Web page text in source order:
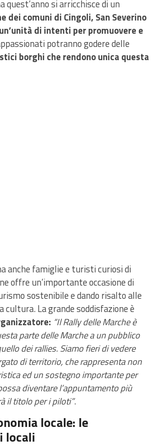
quest’anno si arricchisce di un
dei comuni di Cingoli, San Severino
di intenti per promuovere e
potranno godere delle
borghi che rendono unica questa
anche famiglie e turisti curiosi di
offre un’importante occasione di
sostenibile e dando risalto alle
La grande soddisfazione è
“Il Rally delle Marche è
parte delle Marche a un pubblico
dei rallies. Siamo fieri di vedere
di territorio, che rappresenta non
ed un sostegno importante per
diventare l’appuntamento più
il titolo per i piloti”.
locale: le
locali